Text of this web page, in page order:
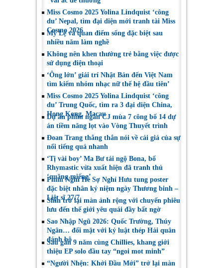
Miss Cosmo 2025 Yolina Lindquist ‘công
du’ Nepal, tìm đại diện mới tranh tài Miss
Cosmo 2026
Mỹ Lệ và quan điểm sống đặc biệt sau
nhiều năm làm nghề
Không nên khen thưởng trẻ bằng việc được
sử dụng điện thoại
‘Ông lớn’ giải trí Nhật Bản đến Việt Nam
tìm kiếm nhóm nhạc nữ thế hệ đầu tiên’
Miss Cosmo 2025 Yolina Lindquist ‘công
du’ Trung Quốc, tìm ra 3 đại diện China,
Hong Kong, Macau
Dự án phim ngắn CJ mùa 7 công bố 14 dự
án tiềm năng lọt vào Vòng Thuyết trình
Đoan Trang thẳng thắn nói về cái giá của sự
nổi tiếng quá nhanh
‘Tị vài boy’ Ma Bư tái ngộ Bona, bố
Rhymastic vừa xuất hiện đã tranh thủ
‘quăng miếng’
Phim Nghỉ Hè Sợ Nghỉ Hưu tung poster
đặc biệt nhân kỷ niệm ngày Thương binh –
Liệt sĩ 27/7
Shin trở lại màn ảnh rộng với chuyến phiêu
lưu đến thế giới yêu quái đầy bất ngờ
Sao Nhập Ngũ 2026: Quốc Trường, Thúy
Ngân… đối mặt với kỷ luật thép Hải quân
đánh bộ
Sau gần 9 năm cùng Chillies, khang giới
thiệu EP solo đầu tay “ngoi mot minh”
“Người Nhện: Khởi Đầu Mới” trở lại màn